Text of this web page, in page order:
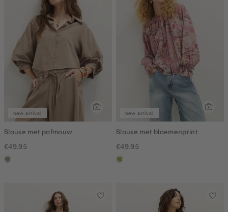
new arrival
Blouse met pofmouw
€49.95
taupe,
new arrival
Blouse met bloemenprint
€49.95
meerkleurig